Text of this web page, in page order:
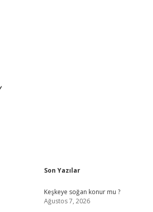
Sidebar
Son Yazılar
Keşkeye soğan konur mu ?
Ağustos 7, 2026